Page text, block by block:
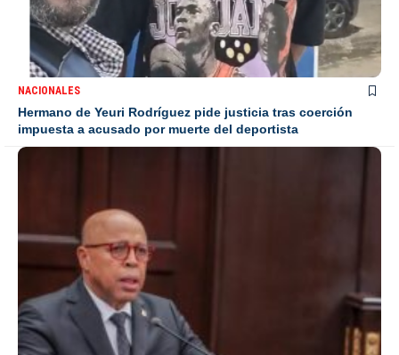
NACIONALES
Hermano de Yeuri Rodríguez pide justicia tras coerción
impuesta a acusado por muerte del deportista